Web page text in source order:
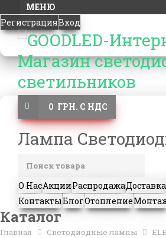
МЕНЮ
РегистрацияВход
0 ГРН. С НДС
О НасАкцииРаспродажаДоставка
КонтактыБлогОтопление
Каталог
Главная Светодиодные лампы
Лампа